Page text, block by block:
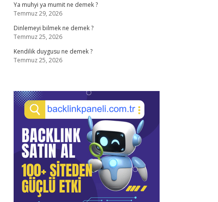
Ya muhyi ya mumit ne demek ?
Temmuz 29, 2026
Dinlemeyi bilmek ne demek ?
Temmuz 25, 2026
Kendilik duygusu ne demek ?
Temmuz 25, 2026